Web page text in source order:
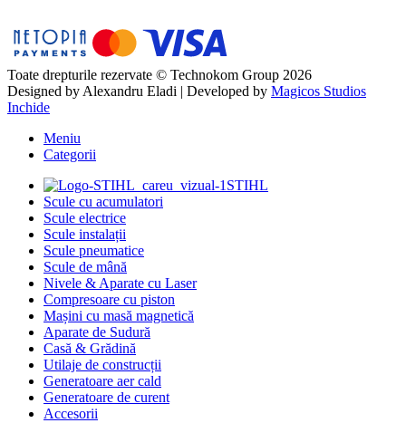
Toate drepturile rezervate © Technokom Group 2026
Designed by Alexandru Eladi | Developed by Magicos Studios
Inchide
Meniu
Categorii
STIHL
Scule cu acumulatori
Scule electrice
Scule instalații
Scule pneumatice
Scule de mână
Nivele & Aparate cu Laser
Compresoare cu piston
Mașini cu masă magnetică
Aparate de Sudură
Casă & Grădină
Utilaje de construcții
Generatoare aer cald
Generatoare de curent
Accesorii